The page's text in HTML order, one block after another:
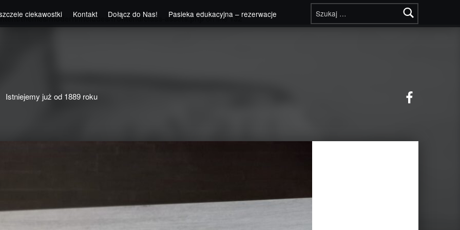
themes/modern/includes/frontend/class-assets.phpon line132
Szukaj:
ciekawostki Kontakt Dołącz do Nas! Pasieka edukacyjna – rezerwacje
Istniejemy już od 1889 roku